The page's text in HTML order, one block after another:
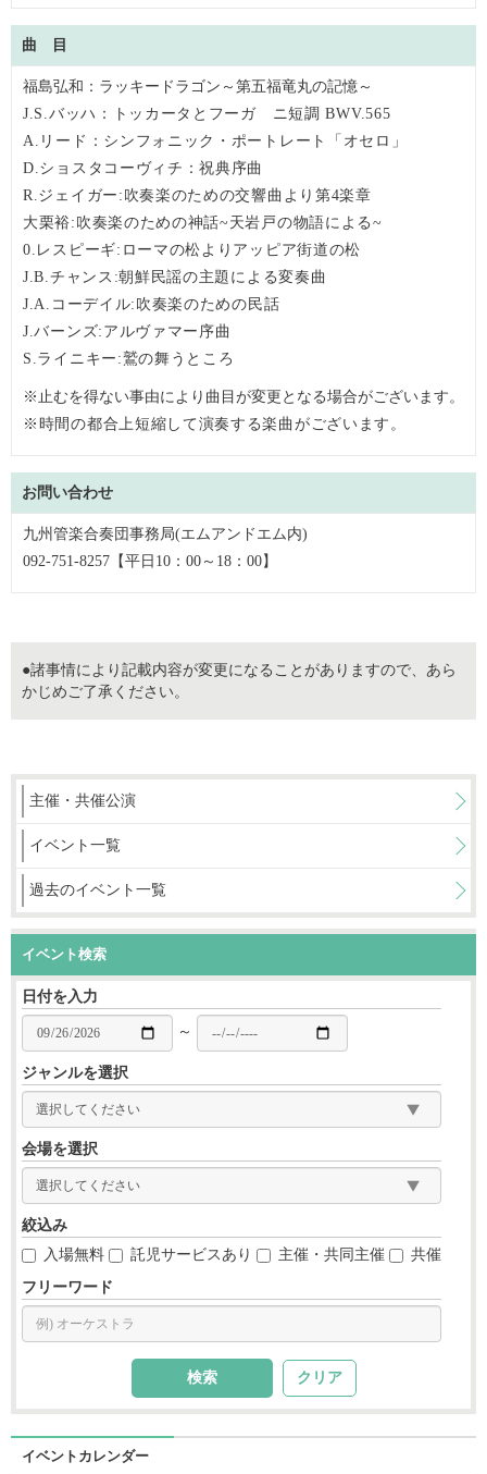
曲 目
福島弘和：ラッキードラゴン～第五福竜丸の記憶～
J.S.バッハ：トッカータとフーガ ニ短調 BWV.565
A.リード：シンフォニック・ポートレート「オセロ」
D.ショスタコーヴィチ：祝典序曲
R.ジェイガー:吹奏楽のための交響曲より第4楽章
大栗裕:吹奏楽のための神話~天岩戸の物語による~
0.レスピーギ:ローマの松よりアッピア街道の松
J.B.チャンス:朝鮮民謡の主題による変奏曲
J.A.コーデイル:吹奏楽のための民話
J.バーンズ:アルヴァマー序曲
S.ライニキー:鷲の舞うところ
※止むを得ない事由により曲目が変更となる場合がございます。
※時間の都合上短縮して演奏する楽曲がございます。
お問い合わせ
九州管楽合奏団事務局(エムアンドエム内)
092-751-8257【平日10：00～18：00】
●諸事情により記載内容が変更になることがありますので、あら
かじめご了承ください。
主催・共催公演
イベント一覧
過去のイベント一覧
イベント検索
日付を入力
～
ジャンルを選択
会場を選択
絞込み
入場無料
託児サービスあり 主催・共同主催 共催
フリーワード
クリア
イベントカレンダー